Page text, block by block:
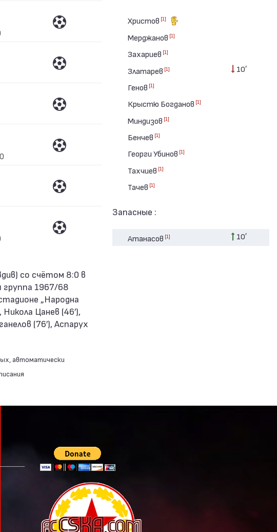
группа 1967/68
„Народна
Цанев (46′),
(76′), Аспарух
автоматически
Христов [1]
Мерджанов [1]
Захариев [1]
Златарев [1]
10′
Генов [1]
Крыстю Богданов [1]
Миндизов [1]
Бенчев [1]
Георги Убинов [1]
Тахчиев [1]
Тачев [1]
Запасные :
Атанасов [1] 10′